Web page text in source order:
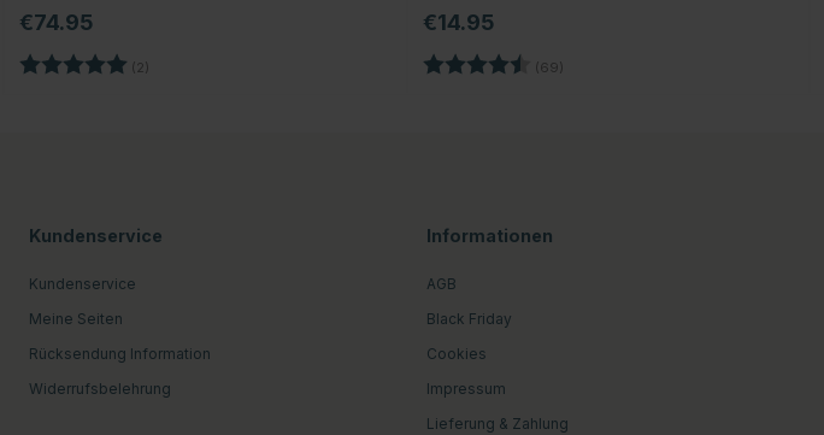
€74.95
Bewertung: (2)
€14.95
Bewertung: (69)
Kundenservice
Kundenservice
Meine Seiten
Rücksendung Information
Widerrufsbelehrung
Informationen
AGB
Black Friday
Cookies
Impressum
Lieferung & Zahlung